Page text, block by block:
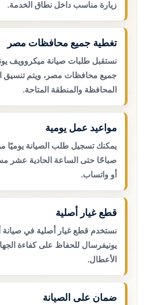
زيارة مناسب داخل نطاق الخدمة.
تغطية جميع محافظات مصر
نستقبل طلبات صيانة ميكروويف
جميع محافظات مصر، ويتم تنسيق
المحافظة والمنطقة المتاحة.
مواعيد عمل يومية
يمكنك تسجيل طلب الصيانة يوميًا
صباحًا حتى الساعة الحادية عشر
أو واتساب.
قطع غيار أصلية
نستخدم قطع غيار أصلية في
يونيفرسال للحفاظ على كفاءة
الأعطال.
ضمان على الصيانة